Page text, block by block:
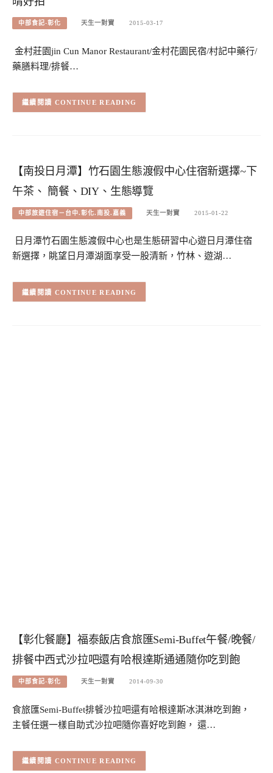
中部食記-彰化 天生一對寶 2015-03-17
金村莊園jin Cun Manor Restaurant/金村花園民宿/村記中藥行/
藥膳料理/排餐…
CONTINUE READING
【南投日月潭】竹石園生態渡假中心住宿新選擇~下
午茶、 簡餐、DIY、生態導覽
中部旅遊住宿－台中.彰化.南投.嘉義 天生一對寶 2015-01-22
日月潭竹石園生態渡假中心也是生態研習中心遊日月潭住宿
新選擇，眺望日月潭湖面享受一股清新，竹林、遊湖…
CONTINUE READING
【彰化餐廳】福泰飯店食旅匯Semi-Buffet午餐/晚餐/
排餐中西式沙拉吧還有哈根達斯通通隨你吃到飽
中部食記-彰化 天生一對寶 2014-09-30
食旅匯Semi-Buffet排餐沙拉吧還有哈根達斯冰淇淋吃到飽，
主餐任選一樣自助式沙拉吧隨你喜好吃到飽， 還…
CONTINUE READING